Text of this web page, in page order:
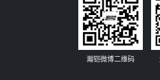
瀚铠微博二维码